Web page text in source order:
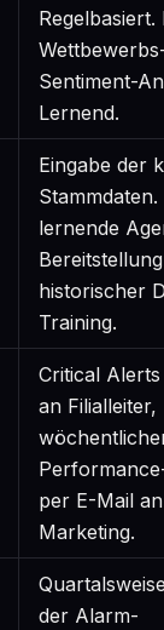
Regelbasiert.
Sentiment-
Lernend.
Eingabe der
lernende
Bereitstellung
historischer
Training.
Critical
an Filialleiter,
per E-Mail an
Marketing.
der Alarm-